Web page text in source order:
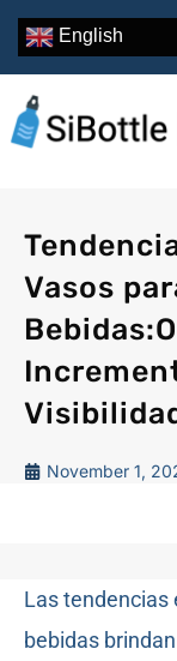
English
Vasos
November 1,
Las tendencias
bebidas